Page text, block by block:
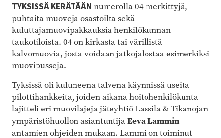
TYKSISSÄ KERÄTÄÄN numerolla 04 merkittyjä,
puhtaita muoveja osastoilta sekä
kuluttajamuovipakkauksia henkilökunnan
taukotiloista. 04 on kirkasta tai värillistä
kalvomuovia, josta voidaan jatkojalostaa esimerkiksi
muovipusseja.
Tyksissä oli kuluneena talvena käynnissä useita
pilottihankkeita, joiden aikana hoitohenkilökunta
lajitteli eri muovilajeja jäteyhtiö Lassila & Tikanojan
ympäristöhuollon asiantuntijaEeva Lammin
antamien ohjeiden mukaan. Lammi on toiminut